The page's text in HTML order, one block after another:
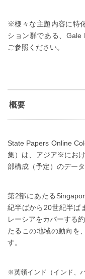
※様々な主題内容に特
ション群である、Gale
ご参照ください。
概要
State Papers Online
集）は、アジア※にお
部構成（予定）のデー
第2部にあたる
紀半ばから20世紀半ば
レーシアをカバーする
たるこの地域の動向を
す。
※英領インド（インド、